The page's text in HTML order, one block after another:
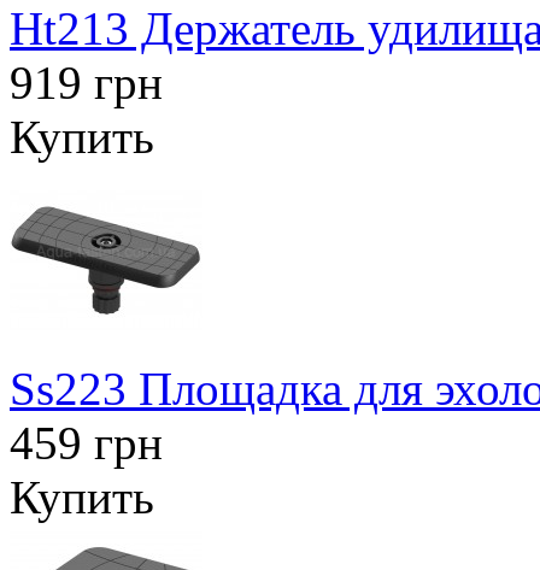
Ht213 Держатель
919 грн
Купить
Ss223 Площадка для
459 грн
Купить